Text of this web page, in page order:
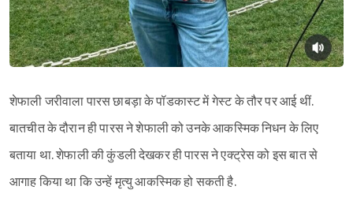
शेफाली जरीवाला पारस छाबड़ा के पॉडकास्ट में गेस्ट के तौर पर आई थीं.
बातचीत के दौरान ही पारस ने शेफाली को उनके आकस्मिक निधन के लिए
बताया था. शेफाली की कुंडली देखकर ही पारस ने एक्ट्रेस को इस बात से
आगाह किया था कि उन्हें मृत्यु आकस्मिक हो सकती है.